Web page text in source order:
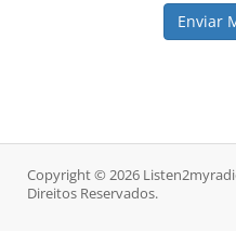
Enviar
Copyright © 2026
Direitos Reservados.